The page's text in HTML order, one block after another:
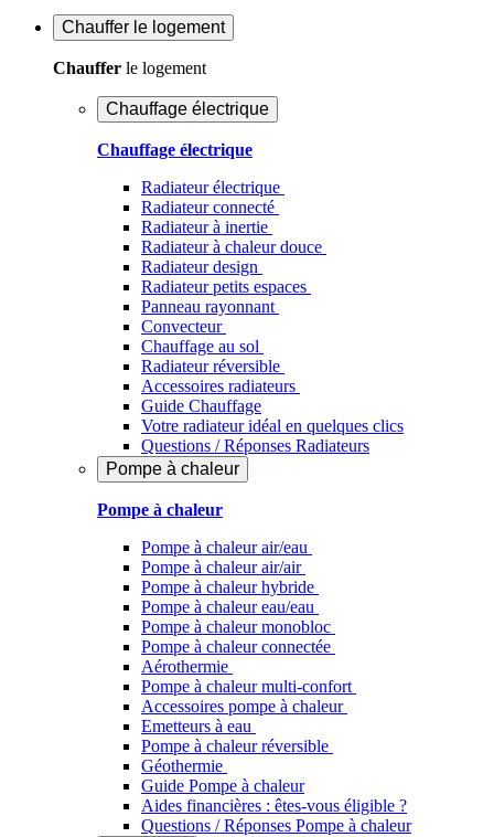
Chauffer le logement
Chauffer le logement
Chauffage électrique
Chauffage électrique
Radiateur électrique
Radiateur connecté
Radiateur à inertie
Radiateur à chaleur douce
Radiateur design
Radiateur petits espaces
Panneau rayonnant
Convecteur
Chauffage au sol
Radiateur réversible
Accessoires radiateurs
Guide Chauffage
Votre radiateur idéal en quelques clics
Questions / Réponses Radiateurs
Pompe à chaleur
Pompe à chaleur
Pompe à chaleur air/eau
Pompe à chaleur air/air
Pompe à chaleur hybride
Pompe à chaleur​ eau/eau
Pompe à chaleur monobloc
Pompe à chaleur connectée
Aérothermie
Pompe à chaleur multi-confort
Accessoires pompe à chaleur
Emetteurs à eau
Pompe à chaleur réversible
Géothermie
Guide Pompe à chaleur
Aides financières : êtes-vous éligible ?
Questions / Réponses Pompe à chaleur